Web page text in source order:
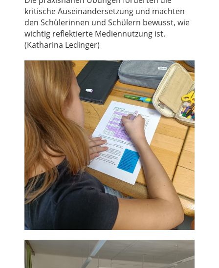
kritische Auseinandersetzung und machten
den Schülerinnen und Schülern bewusst, wie
wichtig reflektierte Mediennutzung ist.
(Katharina Ledinger)